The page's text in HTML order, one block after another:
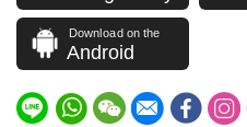
Download on the
Android